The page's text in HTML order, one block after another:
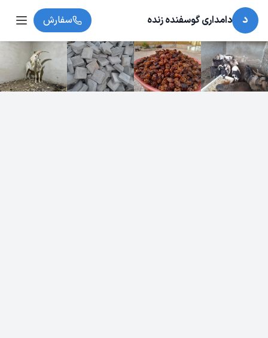
د دامداری گوسفنده زنده سفارش